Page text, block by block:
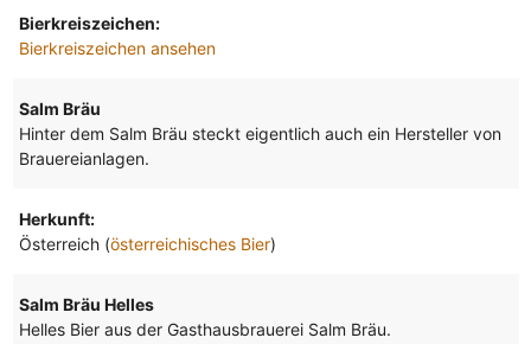
Bierkreiszeichen:
Bierkreiszeichen ansehen
Salm Bräu
Hinter dem Salm Bräu steckt eigentlich auch ein Hersteller von
Brauereianlagen.
Herkunft:
Österreich (österreichisches Bier)
Salm Bräu Helles
Helles Bier aus der Gasthausbrauerei Salm Bräu.